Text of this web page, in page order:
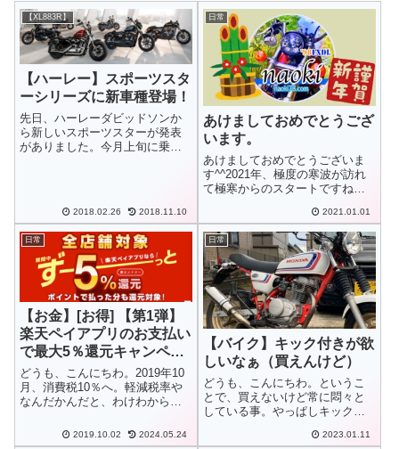
【XL883R】
【ハーレー】スポーツスタ
ーシリーズに新車種登場！
先日、ハーレーダビッドソンか
ら新しいスポーツスターが発表
がありました。今月上旬に乗換
2018.02.26 2018.11.10
日常
あけましておめでとうござ
います。
あけましておめでとうございま
す^^2021年、極度の寒波が訪れ
て極寒からのスタートですね
が、もう少し2020年の秋のツー
リングの様子をお楽しみくださ
い。終わり次第、2020年夏の北
海道ツーリングに行きた...
2021.01.01
日常
【お金】[お得] 【第1弾】
楽天ペイアプリのお支払い
で最大5％還元キャンペー
ン
どうも、こんにちわ。2019年10
月、消費税10％へ。軽減税率や
なんだかんだと、わけわからな
バックやポイント還元などがあ
りますが、楽天からはわかりや
2019.10.02 2024.05.24
日常
【バイク】キック付きが欲
しいなぁ（買えんけど）
どうも、こんにちわ。というこ
とで、買えないけど常に悶々と
している事。やっぱしキック付
2023.01.11